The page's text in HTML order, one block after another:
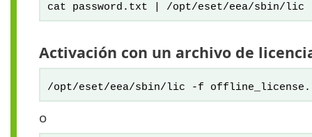
cat password.txt | /opt/eset/eea/sbin/lic -u
Activación con un archivo de
/opt/eset/eea/sbin/lic -f
o